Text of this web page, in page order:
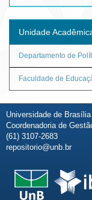
Unidade
Departamento de
Faculdade de
Universidade de
Coordenadoria de
(61) 3107-2683
repositorio@unb.br